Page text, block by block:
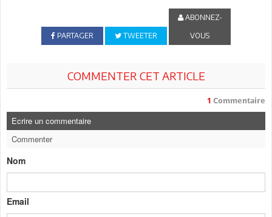
PARTAGER TWEETER
ABONNEZ-
VOUS
COMMENTER CET ARTICLE
1 Commentaire
Ecrire un commentaire
Commenter
Nom
Email